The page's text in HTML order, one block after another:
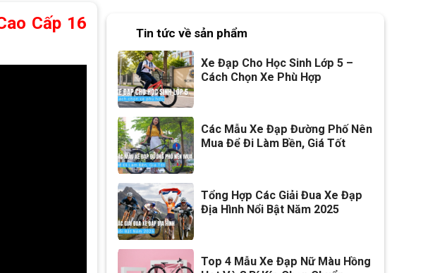
Cấp 16
Tin tức về sản phẩm
Xe Đạp Cho Học Sinh Lớp 5 –
Cách Chọn Xe Phù Hợp
Các Mẫu Xe Đạp Đường Phố Nên
Mua Để Đi Làm Bền, Giá Tốt
Tổng Hợp Các Giải Đua Xe Đạp
Địa Hình Nổi Bật Năm 2025
Top 4 Mẫu Xe Đạp Nữ Màu Hồng